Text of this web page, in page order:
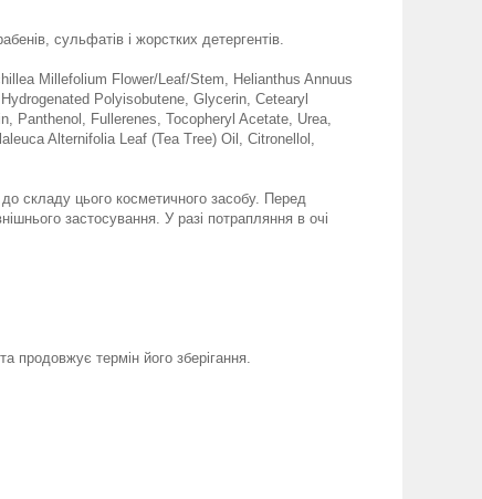
сульфатів і жорстких детергентів.
Millefolium Flower/Leaf/Stem, Helianthus Annuus
Polyisobutene, Glycerin, Cetearyl
Panthenol, Fullerenes, Tocopheryl Acetate, Ureа,
Alternifolia Leaf (Tea Tree) Oil, Citronellol,
складу цього косметичного засобу. Перед
застосування. У разі потрапляння в очі
продовжує термін його зберігання.